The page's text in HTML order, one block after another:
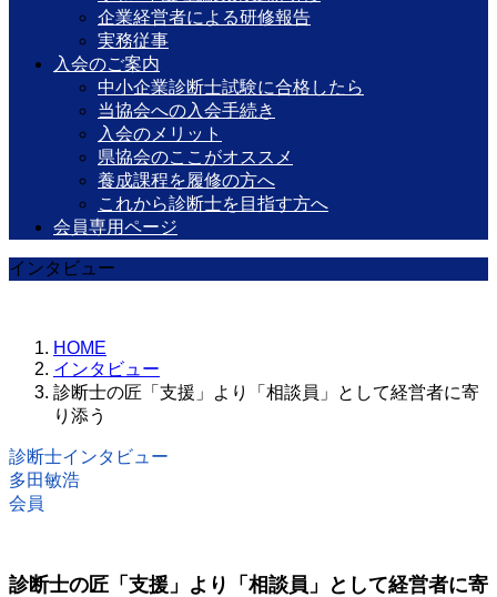
企業経営者による研修報告
実務従事
入会のご案内
中小企業診断士試験に合格したら
当協会への入会手続き
入会のメリット
県協会のここがオススメ
養成課程を履修の方へ
これから診断士を目指す方へ
会員専用ページ
インタビュー
HOME
インタビュー
診断士の匠「支援」より「相談員」として経営者に寄
り添う
診断士インタビュー
多田敏浩
会員
診断士の匠「支援」より「相談員」として経営者に寄